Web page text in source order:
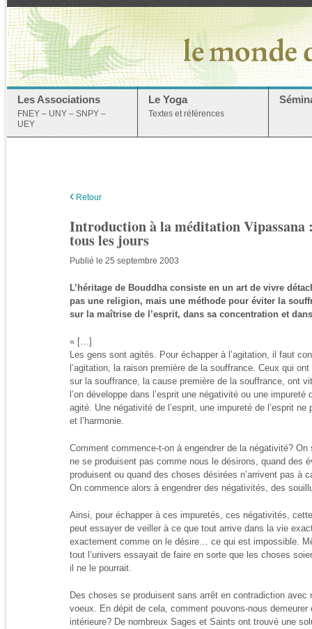
Les Associations
FNEY – UNY – SNPY –
UEY
Le Yoga
Textes et références
‹ Retour
Introduction à la méditation Vipassana
tous les jours
Publié le 25 septembre 2003
L’héritage de Bouddha consiste en un art de vivre
pas une religion, mais une méthode pour éviter la
sur la maîtrise de l’esprit, dans sa concentration et
« […]
Les gens sont agités. Pour échapper à l’agitation, il faut
l’agitation, la raison première de la souffrance. Ceux qui
sur la souffrance, la cause première de la souffrance, ont
l’on développe dans l’esprit une négativité ou une
agité. Une négativité de l’esprit, une impureté de l’esprit
et l’harmonie.
Comment commence-t-on à engendrer de la négativité?
ne se produisent pas comme nous le désirons, quand des
produisent ou quand des choses désirées n’arrivent pas à
On commence alors à engendrer des négativités, des
Ainsi, pour échapper à ces impuretés, ces négativités,
peut essayer de veiller à ce que tout arrive dans la vie
exactement comme on le désire… ce qui est impossible.
tout l’univers essayait de faire en sorte que les choses
il ne le pourrait.
Des choses se produisent sans arrêt en contradiction avec
voeux. En dépit de cela, comment pouvons-nous
intérieure? De nombreux Sages et Saints ont trouvé une